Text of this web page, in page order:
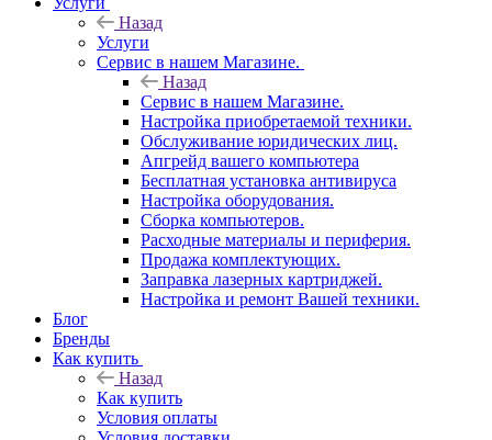
Назад
Услуги
Сервис в нашем Магазине.
Назад
Сервис в нашем Магазине.
Настройка приобретаемой техники.
Обслуживание юридических лиц.
Апгрейд вашего компьютера
Бесплатная установка антивируса
Настройка оборудования.
Сборка компьютеров.
Расходные материалы и периферия.
Продажа комплектующих.
Заправка лазерных картриджей.
Настройка и ремонт Вашей техники.
Блог
Бренды
Как купить
Назад
Как купить
Условия оплаты